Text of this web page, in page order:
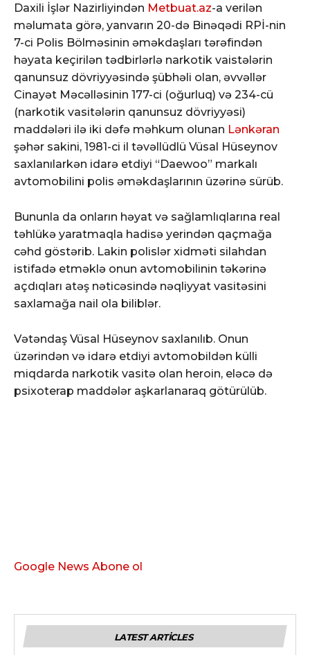
Daxili İşlər Nazirliyindən Metbuat.az-a verilən
məlumata görə, yanvarın 20-də Binəqədi RPİ-nin
7-ci Polis Bölməsinin əməkdaşları tərəfindən
həyata keçirilən tədbirlərlə narkotik vaistələrin
qanunsuz dövriyyəsində şübhəli olan, əvvəllər
Cinayət Məcəlləsinin 177-ci (oğurluq) və 234-cü
(narkotik vasitələrin qanunsuz dövriyyəsi)
maddələri ilə iki dəfə məhkum olunan Lənkəran
şəhər sakini, 1981-ci il təvəllüdlü Vüsal Hüseynov
saxlanılarkən idarə etdiyi “Daewoo” markalı
avtomobilini polis əməkdaşlarının üzərinə sürüb.
Bununla da onların həyat və sağlamlıqlarına real
təhlükə yaratmaqla hadisə yerindən qaçmağa
cəhd göstərib. Lakin polislər xidməti silahdan
istifadə etməklə onun avtomobilinin təkərinə
açdıqları atəş nəticəsində nəqliyyat vasitəsini
saxlamağa nail ola biliblər.
Vətəndaş Vüsal Hüseynov saxlanılıb. Onun
üzərindən və idarə etdiyi avtomobildən külli
miqdarda narkotik vasitə olan heroin, eləcə də
psixoterap maddələr aşkarlanaraq götürülüb.
Google News Abone ol
LATEST ARTICLES